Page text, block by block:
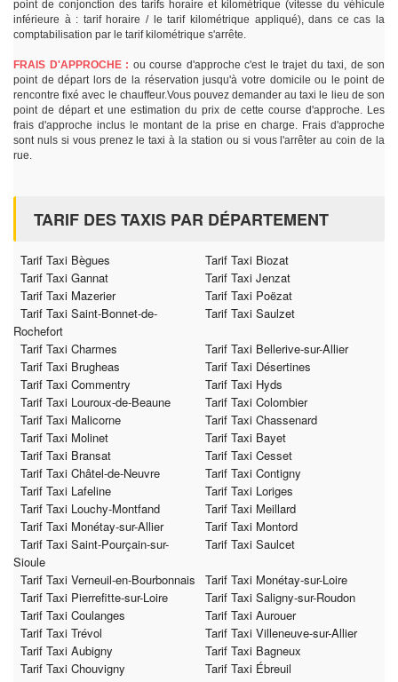
point de conjonction des tarifs horaire et kilométrique (vitesse du véhicule
inférieure à : tarif horaire / le tarif kilométrique appliqué), dans ce cas la
comptabilisation par le tarif kilométrique s'arrête.
FRAIS D'APPROCHE : ou course d'approche c'est le trajet du taxi, de son
point de départ lors de la réservation jusqu'à votre domicile ou le point de
rencontre fixé avec le chauffeur.Vous pouvez demander au taxi le lieu de son
point de départ et une estimation du prix de cette course d'approche. Les
frais d'approche inclus le montant de la prise en charge. Frais d'approche
sont nuls si vous prenez le taxi à la station ou si vous l'arrêter au coin de la
rue.
TARIF DES TAXIS PAR DÉPARTEMENT
Tarif Taxi Bègues
Tarif Taxi Biozat
Tarif Taxi Gannat
Tarif Taxi Jenzat
Tarif Taxi Mazerier
Tarif Taxi Poëzat
Tarif Taxi Saint-Bonnet-de-
Rochefort
Tarif Taxi Saulzet
Tarif Taxi Charmes
Tarif Taxi Bellerive-sur-Allier
Tarif Taxi Brugheas
Tarif Taxi Désertines
Tarif Taxi Commentry
Tarif Taxi Hyds
Tarif Taxi Louroux-de-Beaune
Tarif Taxi Colombier
Tarif Taxi Malicorne
Tarif Taxi Chassenard
Tarif Taxi Molinet
Tarif Taxi Bayet
Tarif Taxi Bransat
Tarif Taxi Cesset
Tarif Taxi Châtel-de-Neuvre
Tarif Taxi Contigny
Tarif Taxi Lafeline
Tarif Taxi Loriges
Tarif Taxi Louchy-Montfand
Tarif Taxi Meillard
Tarif Taxi Monétay-sur-Allier
Tarif Taxi Montord
Tarif Taxi Saint-Pourçain-sur-
Sioule
Tarif Taxi Saulcet
Tarif Taxi Verneuil-en-Bourbonnais
Tarif Taxi Monétay-sur-Loire
Tarif Taxi Pierrefitte-sur-Loire
Tarif Taxi Saligny-sur-Roudon
Tarif Taxi Coulanges
Tarif Taxi Aurouer
Tarif Taxi Trévol
Tarif Taxi Villeneuve-sur-Allier
Tarif Taxi Aubigny
Tarif Taxi Bagneux
Tarif Taxi Chouvigny
Tarif Taxi Ébreuil